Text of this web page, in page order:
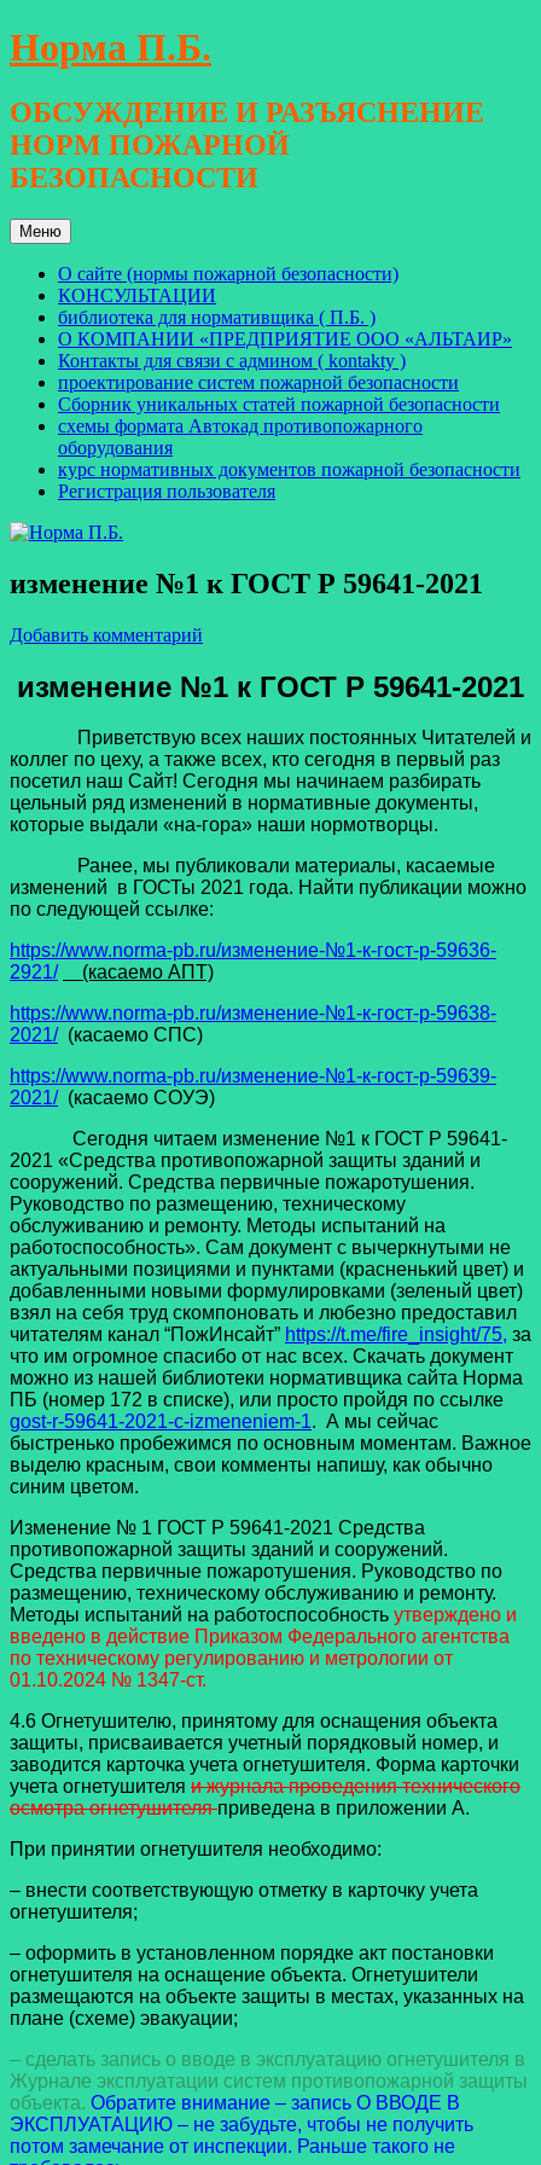
Перейти
к
Норма П.Б.
ОБСУЖДЕНИЕ И РАЗЪЯСНЕНИЕ
НОРМ ПОЖАРНОЙ
БЕЗОПАСНОСТИ
Меню
О сайте (нормы пожарной безопасности)
КОНСУЛЬТАЦИИ
библиотека для нормативщика ( П.Б. )
О КОМПАНИИ «ПРЕДПРИЯТИЕ ООО «АЛЬТАИР»
Контакты для связи с админом ( kontakty )
проектирование систем пожарной безопасности
Сборник уникальных статей пожарной безопасности
схемы формата Автокад противопожарного
оборудования
курс нормативных документов пожарной безопасности
Регистрация пользователя
изменение №1 к ГОСТ Р 59641-2021
Добавить комментарий
изменение №1 к ГОСТ Р 59641-2021
Приветствую всех наших постоянных Читателей и
коллег по цеху, а также всех, кто сегодня в первый раз
посетил наш Сайт! Сегодня мы начинаем разбирать
цельный ряд изменений в нормативные документы,
которые выдали «на-гора» наши нормотворцы.
Ранее, мы публиковали материалы, касаемые
изменений в ГОСТы 2021 года. Найти публикации можно
по следующей ссылке:
https://www.norma-pb.ru/изменение-№1-к-гост-р-59636-
2921/
(касаемо АПТ)
https://www.norma-pb.ru/изменение-№1-к-гост-р-59638-
2021/ (касаемо СПС)
https://www.norma-pb.ru/изменение-№1-к-гост-р-59639-
2021/ (касаемо СОУЭ)
Сегодня читаем изменение №1 к ГОСТ Р 59641-
2021 «Средства противопожарной защиты зданий и
сооружений. Средства первичные пожаротушения.
Руководство по размещению, техническому
обслуживанию и ремонту. Методы испытаний на
работоспособность». Сам документ с вычеркнутыми не
актуальными позициями и пунктами (красненький цвет) и
добавленными новыми формулировками (зеленый цвет)
взял на себя труд скомпоновать и любезно предоставил
читателям канал “ПожИнсайт” https://t.me/fire_insight/75, за
что им огромное спасибо от нас всех. Скачать документ
можно из нашей библиотеки нормативщика сайта Норма
ПБ (номер 172 в списке), или просто пройдя по ссылке
gost-r-59641-2021-c-izmeneniem-1. А мы сейчас
быстренько пробежимся по основным моментам. Важное
выделю красным, свои комменты напишу, как обычно
синим цветом.
Изменение № 1 ГОСТ Р 59641-2021 Средства
противопожарной защиты зданий и сооружений.
Средства первичные пожаротушения. Руководство по
размещению, техническому обслуживанию и ремонту.
Методы испытаний на работоспособность утверждено и
введено в действие Приказом Федерального агентства
по техническому регулированию и метрологии от
01.10.2024 № 1347-ст.
4.6 Огнетушителю, принятому для оснащения объекта
защиты, присваивается учетный порядковый номер, и
заводится карточка учета огнетушителя. Форма карточки
учета огнетушителя и журнала проведения технического
осмотра огнетушителяприведена в приложении А.
При принятии огнетушителя необходимо:
– внести соответствующую отметку в карточку учета
огнетушителя;
– оформить в установленном порядке акт постановки
огнетушителя на оснащение объекта. Огнетушители
размещаются на объекте защиты в местах, указанных на
плане (схеме) эвакуации;
– сделать запись о вводе в эксплуатацию огнетушителя в
Журнале эксплуатации систем противопожарной защиты
объекта. Обратите внимание – запись О ВВОДЕ В
ЭКСПЛУАТАЦИЮ – не забудьте, чтобы не получить
потом замечание от инспекции. Раньше такого не